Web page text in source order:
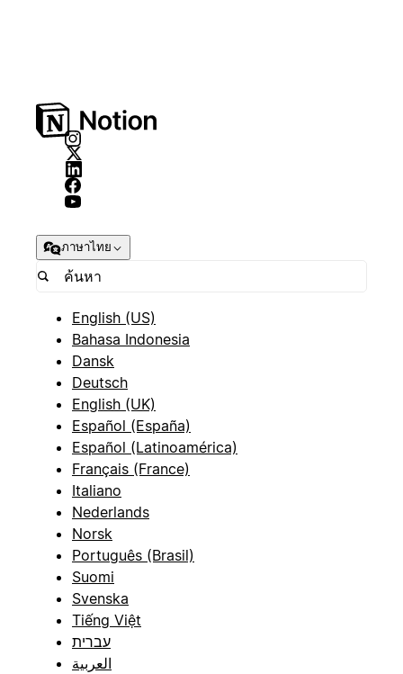
ภาษาไทย
English (US)
Bahasa Indonesia
Dansk
Deutsch
English (UK)
Español (España)
Español (Latinoamérica)
Français (France)
Italiano
Nederlands
Norsk
Português (Brasil)
Suomi
Svenska
Tiếng Việt
עברית
العربية